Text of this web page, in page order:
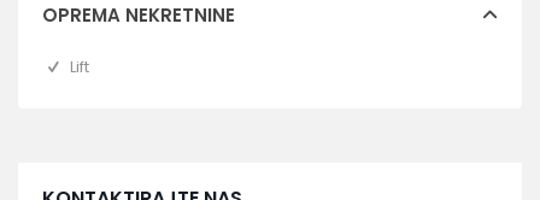
OPREMA NEKRETNINE
Lift